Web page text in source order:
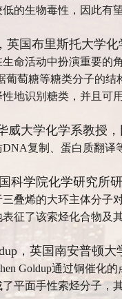
的生物毒性，因此有
英国布里斯托大学
生命活动中扮演重要
葡萄糖等糖类分子的
地识别糖类，并且可
威大学化学系教授
DNA复制、蛋白质翻
科学院化学研究所
三叠烯的大环主体分
征了该索烃化合物及
，英国南安普顿
Goldup通过铜催
平面手性索烃分子，